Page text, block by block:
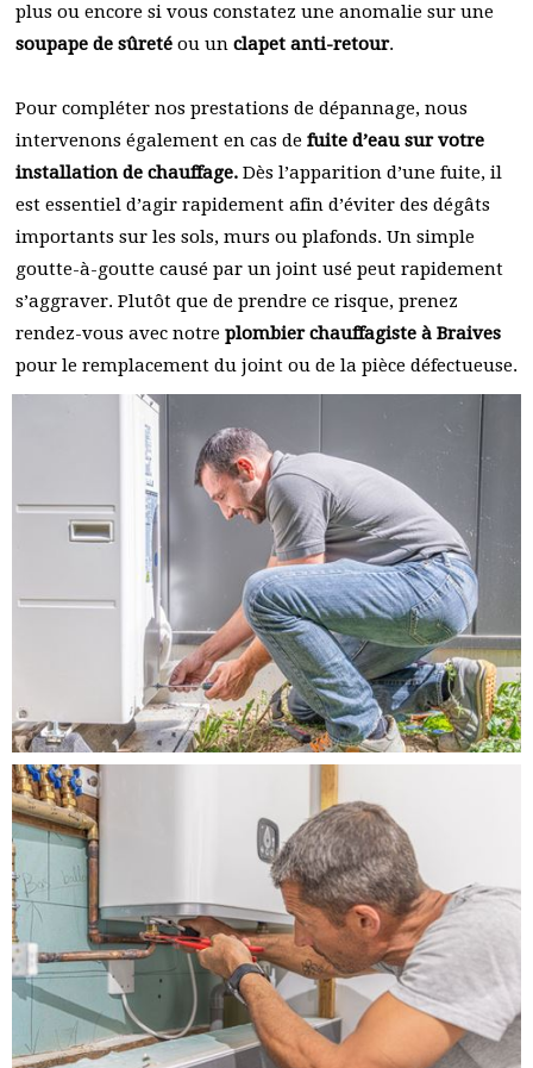
plus ou encore si vous constatez une anomalie sur une
soupape de sûreté ou un clapet anti-retour.
Pour compléter nos prestations de dépannage, nous
intervenons également en cas de fuite d’eau sur votre
installation de chauffage. Dès l’apparition d’une fuite, il
est essentiel d’agir rapidement afin d’éviter des dégâts
importants sur les sols, murs ou plafonds. Un simple
goutte-à-goutte causé par un joint usé peut rapidement
s’aggraver. Plutôt que de prendre ce risque, prenez
rendez-vous avec notre plombier chauffagiste à Braives
pour le remplacement du joint ou de la pièce défectueuse.